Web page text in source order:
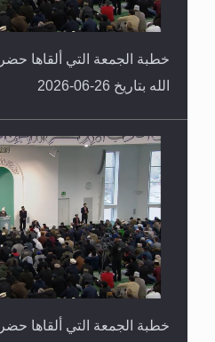
خطبة الجمعة التي ألقاها
الله بتاريخ 26-06-2026
خطبة الجمعة التي ألقاها